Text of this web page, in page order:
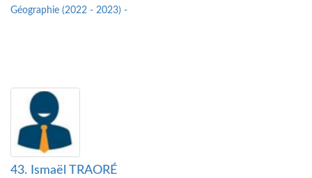
Géographie (2022 - 2023) -
43. Ismaël TRAORÉ